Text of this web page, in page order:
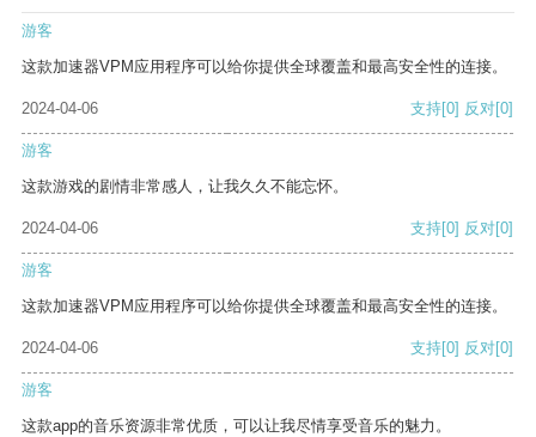
游客
这款加速器VPM应用程序可以给你提供全球覆盖和最高安全性的连接。
2024-04-06 支持[0] 反对[0]
游客
这款游戏的剧情非常感人，让我久久不能忘怀。
2024-04-06 支持[0] 反对[0]
游客
这款加速器VPM应用程序可以给你提供全球覆盖和最高安全性的连接。
2024-04-06 支持[0] 反对[0]
游客
这款app的音乐资源非常优质，可以让我尽情享受音乐的魅力。